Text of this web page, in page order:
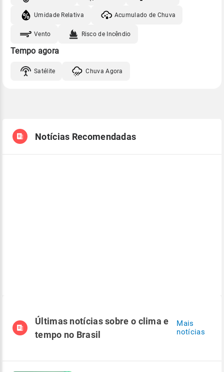
Umidade Relativa Acumulado de Chuva
Vento Risco de Incêndio
Tempo agora
Satélite Chuva Agora
Notícias Recomendadas
Últimas notícias sobre o clima e
tempo no Brasil
Mais
notícias